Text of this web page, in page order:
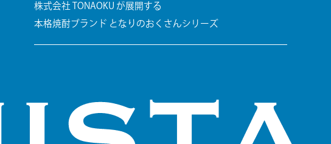
株式会社 TONAOKU が展開する
本格焼酎ブランド となりのおくさんシリーズ